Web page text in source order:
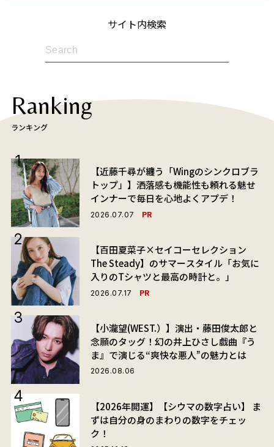
サイト内検索
Ranking
ランキング
【近藤千尋が纏う「Wingのシンクロブラ
トップ」】洒落感も機能性も頼れる魅せ
インナーで毎日を心地よくアプデ！
2026.07.07 PR
【百田夏菜子×セイコーセレクション
The Steady】のサマースタイル「お気に
入りのTシャツと最高の時計と。」
2026.07.17 PR
【小瀧望(WEST.）】演出・藤田俊太郎と
念願のタッグ！幻の井上ひさし戯曲『う
ま』で演じる“爽快な悪人”の魅力とは
2026.08.06
【2026年開運】【シウマの数字占い】 ま
ずは自分の身のまわりの数字をチェッ
ク！